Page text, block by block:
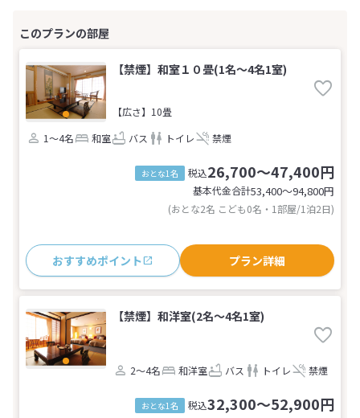
【禁煙】和室１０畳(1名～4名1室)
【広さ】10畳
1～4名
和室 バス トイレ 禁煙
おとな1名 税込26,700～47,400円
基本代金合計53,400〜94,800円
(おとな2名 こども0名・1部屋/1泊2日)
おすすめポイント プラン詳細
【禁煙】和洋室(2名～4名1室)
2～4名 和洋室 バス トイレ 禁煙
おとな1名 税込32,300～52,900円